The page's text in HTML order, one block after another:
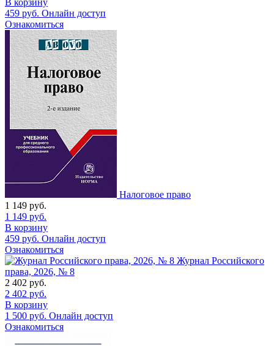
459 руб. Онлайн доступ
Ознакомиться
Налоговое право
1 149 руб.
1 149 руб.
В корзину
459 руб. Онлайн доступ
Ознакомиться
Журнал Российского
права, 2026, № 8
2 402 руб.
2 402 руб.
В корзину
1 500 руб. Онлайн доступ
Ознакомиться